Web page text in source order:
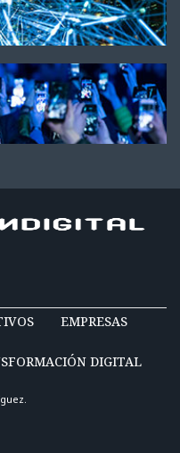
EMPRESAS
DIGITAL
.